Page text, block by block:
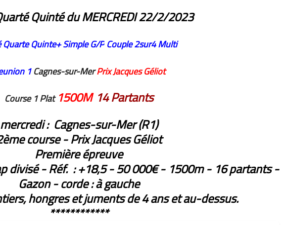
Quinté du MERCREDI 22/2/2023
QuarteQuinte+Simple G/PCouple2sur4Multi
1Cagnes-sur-MerPrix Jacques Géliot
Course 1 Plat1500M14 Partants
mercredi : Cagnes-sur-Mer (R1)
course - Prix Jacques Géliot
Première épreuve
divisé - Réf. : +18,5 - 50 000€ - 1500m - 16 partants -
Gazon - corde : à gauche
hongres et juments de 4 ans et au-dessus.
************